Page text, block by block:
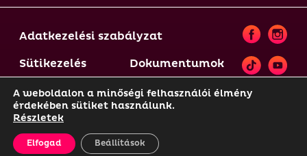
Adatkezelési szabályzat
Sütikezelés
Dokumentumok
© 2021-2025 KKNA | A weboldal tartalma szerzői jogi
védelem alatt áll, annak felhasználása csak és
kizárólag a weboldal üzemeltetőjének előzetes
hozzájárulásával lehetséges.
A weboldalon a minőségi felhasználói élmény
érdekében sütiket használunk.
Részletek
Elfogad Beállítások